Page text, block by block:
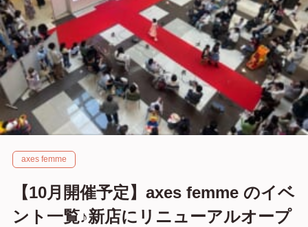
axes femme
【10月開催予定】axes femme のイベ
ント一覧♪新店にリニューアルオープ